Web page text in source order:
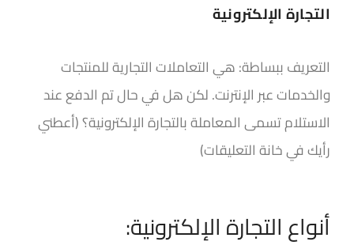
التجارة الإلكترونية
التعريف ببساطة: هي التعاملات التجارية للمنتجات
والخدمات عبر الإنترنت. لكن هل في حال تم الدفع عند
الاستلام تسمى المعاملة بالتجارة الإلكترونية؟ (أعطني
رأيك في خانة التعليقات)
أنواع التجارة الإلكترونية: